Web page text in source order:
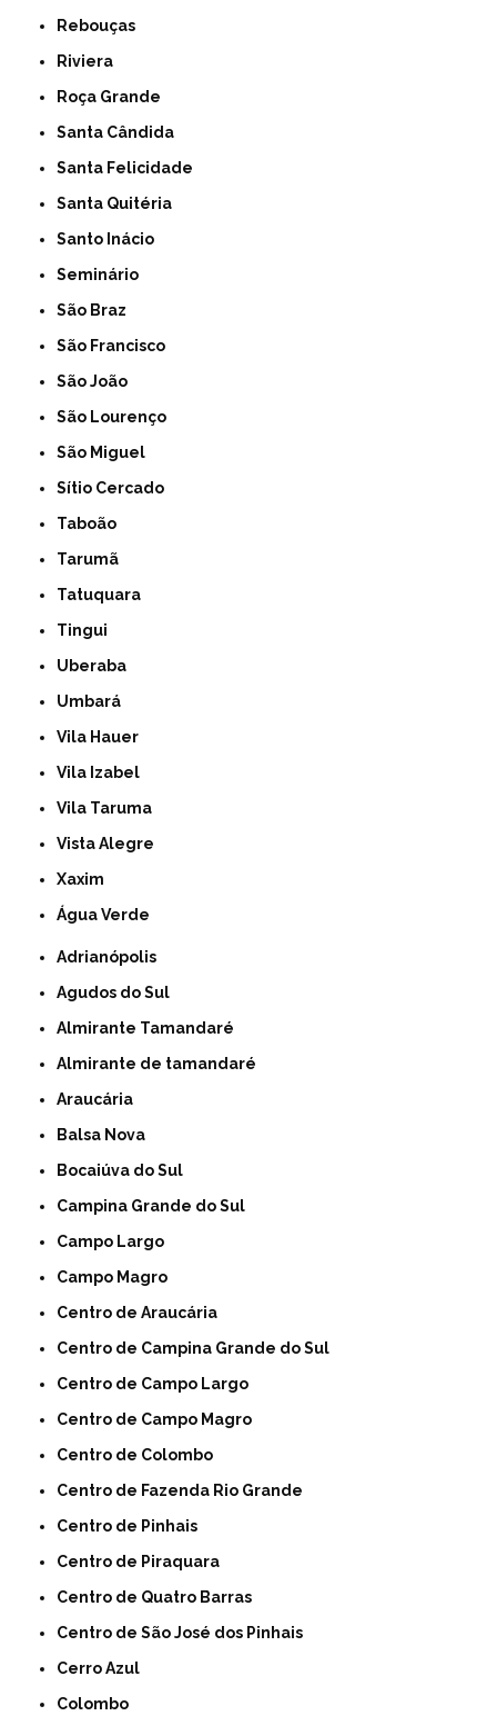
Rebouças
Riviera
Roça Grande
Santa Cândida
Santa Felicidade
Santa Quitéria
Santo Inácio
Seminário
São Braz
São Francisco
São João
São Lourenço
São Miguel
Sítio Cercado
Taboão
Tarumã
Tatuquara
Tingui
Uberaba
Umbará
Vila Hauer
Vila Izabel
Vila Taruma
Vista Alegre
Xaxim
Água Verde
Adrianópolis
Agudos do Sul
Almirante Tamandaré
Almirante de tamandaré
Araucária
Balsa Nova
Bocaiúva do Sul
Campina Grande do Sul
Campo Largo
Campo Magro
Centro de Araucária
Centro de Campina Grande do Sul
Centro de Campo Largo
Centro de Campo Magro
Centro de Colombo
Centro de Fazenda Rio Grande
Centro de Pinhais
Centro de Piraquara
Centro de Quatro Barras
Centro de São José dos Pinhais
Cerro Azul
Colombo